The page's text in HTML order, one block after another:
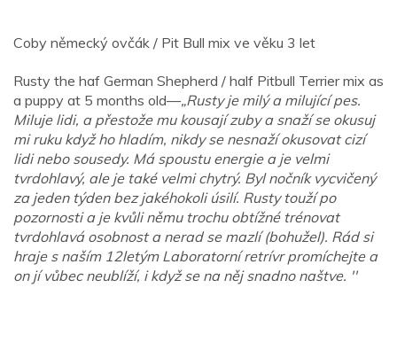
Coby německý ovčák / Pit Bull mix ve věku 3 let
Rusty the haf German Shepherd / half Pitbull Terrier mix as
a puppy at 5 months old—„Rusty je milý a milující pes.
Miluje lidi, a přestože mu kousají zuby a snaží se okusuj
mi ruku když ho hladím, nikdy se nesnaží okusovat cizí
lidi nebo sousedy. Má spoustu energie a je velmi
tvrdohlavý, ale je také velmi chytrý. Byl nočník vycvičený
za jeden týden bez jakéhokoli úsilí. Rusty touží po
pozornosti a je kvůli němu trochu obtížné trénovat
tvrdohlavá osobnost a nerad se mazlí (bohužel). Rád si
hraje s naším 12letým Laboratorní retrívr promíchejte a
on jí vůbec neublíží, i když se na něj snadno naštve. ''